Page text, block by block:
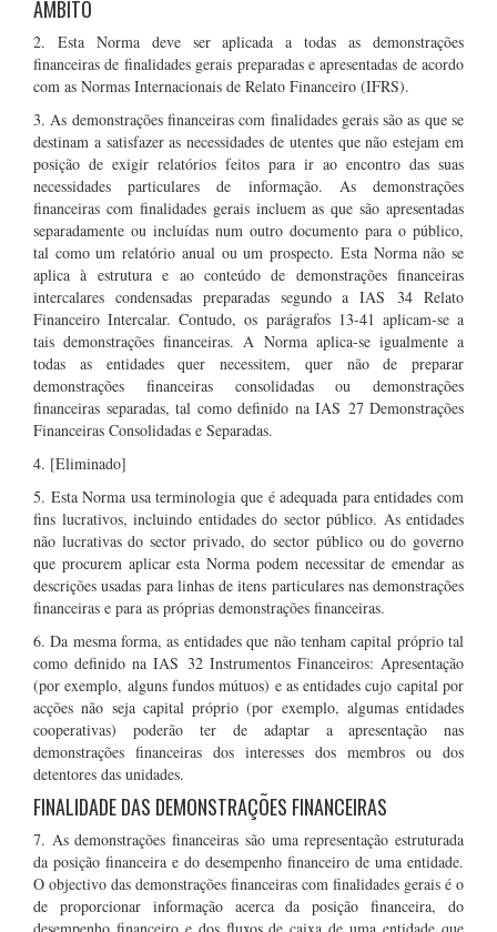
ÂMBITO
2. Esta Norma deve ser aplicada a todas as demonstrações
financeiras de finalidades gerais preparadas e apresentadas de acordo
com as Normas Internacionais de Relato Financeiro (IFRS).
3. As demonstrações financeiras com finalidades gerais são as que se
destinam a satisfazer as necessidades de utentes que não estejam em
posição de exigir relatórios feitos para ir ao encontro das suas
necessidades particulares de informação. As demonstrações
financeiras com finalidades gerais incluem as que são apresentadas
separadamente ou incluídas num outro documento para o público,
tal como um relatório anual ou um prospecto. Esta Norma não se
aplica à estrutura e ao conteúdo de demonstrações financeiras
intercalares condensadas preparadas segundo a IAS 34 Relato
Financeiro Intercalar. Contudo, os parágrafos 13-41 aplicam-se a
tais demonstrações financeiras. A Norma aplica-se igualmente a
todas as entidades quer necessitem, quer não de preparar
demonstrações financeiras consolidadas ou demonstrações
financeiras separadas, tal como definido na IAS 27 Demonstrações
Financeiras Consolidadas e Separadas.
4. [Eliminado]
5. Esta Norma usa terminologia que é adequada para entidades com
fins lucrativos, incluindo entidades do sector público. As entidades
não lucrativas do sector privado, do sector público ou do governo
que procurem aplicar esta Norma podem necessitar de emendar as
descrições usadas para linhas de itens particulares nas demonstrações
financeiras e para as próprias demonstrações financeiras.
6. Da mesma forma, as entidades que não tenham capital próprio tal
como definido na IAS 32 Instrumentos Financeiros: Apresentação
(por exemplo, alguns fundos mútuos) e as entidades cujo capital por
acções não seja capital próprio (por exemplo, algumas entidades
cooperativas) poderão ter de adaptar a apresentação nas
demonstrações financeiras dos interesses dos membros ou dos
detentores das unidades.
FINALIDADE DAS DEMONSTRAÇÕES FINANCEIRAS
7. As demonstrações financeiras são uma representação estruturada
da posição financeira e do desempenho financeiro de uma entidade.
O objectivo das demonstrações financeiras com finalidades gerais é o
de proporcionar informação acerca da posição financeira, do